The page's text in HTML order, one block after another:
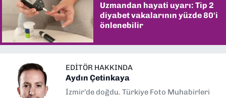
Uzmandan hayati uyarı: Tip 2
diyabet vakalarının yüzde 80'i
önlenebilir
EDITÖR HAKKINDA
Aydın Çetinkaya
İzmir’de doğdu. Türkiye Foto Muhabirleri